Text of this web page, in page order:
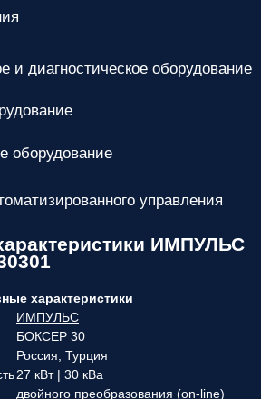
и диагностическое оборудование
оборудование
управления
ИМПУЛЬС
характеристики
ИМПУЛЬС
БОКСЕР 30
Россия, Турция
27 кВт | 30 кВа
двойного преобразования (on-line)